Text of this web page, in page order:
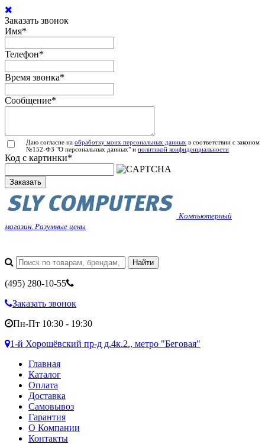
Заказать звонок
Имя*
Телефон*
Время звонка*
Сообщение*
Даю согласие на обработку моих персональных данных в соответствии с законом
№152-ФЗ "О персональных данных" и политикой конфиденциальности
Код с картинки*
Заказать
Компьютерный
магазин. Разумные цены
(495) 280-10-55
Заказать звонок
Пн-Пт 10:30 - 19:30
1-й Хорошёвский пр-д д.4к.2., метро "Беговая"
Главная
Каталог
Оплата
Доставка
Самовывоз
Гарантия
О Компании
Контакты